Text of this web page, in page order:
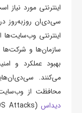
اینترنتی مورد
سی‌دی‌ان روز‌به‌روز
سازمان‌ها و شرکت‌ها
می‌کنند.
محافظت از
دیداس(DDOS Attacks) و